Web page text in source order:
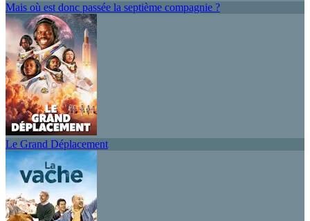
Mais où est donc passée la septième compagnie ?
Le Grand Déplacement